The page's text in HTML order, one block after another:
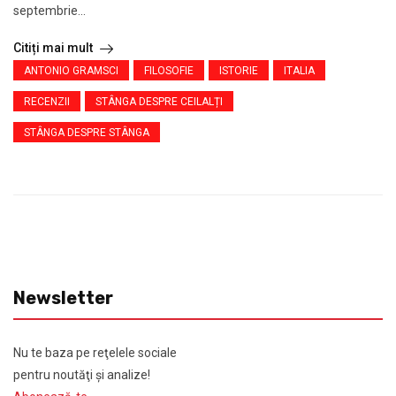
septembrie...
Citiți mai mult
ANTONIO GRAMSCI FILOSOFIE ISTORIE ITALIA
RECENZII STÂNGA DESPRE CEILALȚI
STÂNGA DESPRE STÂNGA
Newsletter
Nu te baza pe reţelele sociale
pentru noutăţi şi analize!